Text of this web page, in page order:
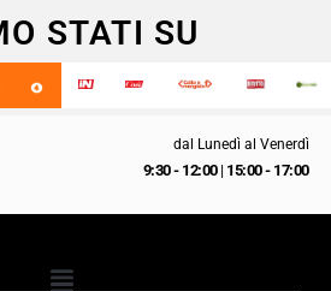
STATI SU
dal Lunedì al Venerdì
9:30 - 12:00| 15:00 - 17:00